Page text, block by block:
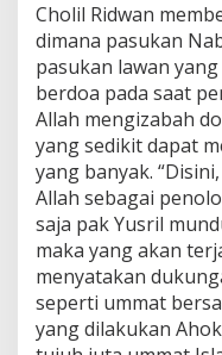
Cholil Ridwan
dimana pasukan
pasukan lawan
berdoa pada saat
Allah mengizabah
yang sedikit dapat
yang banyak.
Allah sebagai
saja pak Yusril
maka yang akan
menyatakan
seperti ummat
yang dilakukan